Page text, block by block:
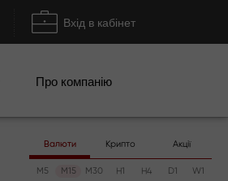
Вхід в кабінет
Про компанію
Валюти Крипто Акції
M5 M15 M30 H1 H4 D1 W1